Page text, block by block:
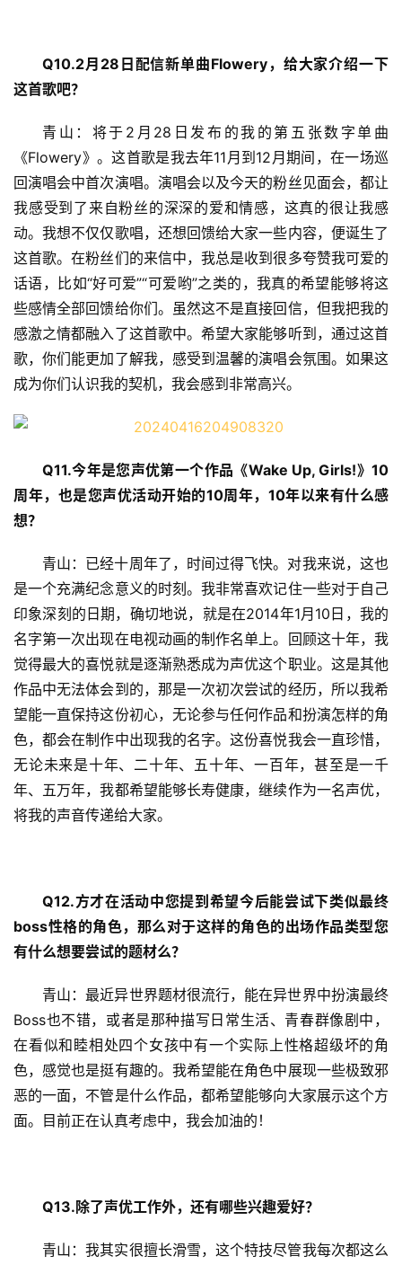
Q10.2月 28 日配信新单曲Flowery，给大家介绍一下
这首歌吧？
青山：将于2月28日发布的我的第五张数字单曲
《Flowery》。这首歌是我去年11月到12月期间，在一场巡
回演唱会中首次演唱。演唱会以及今天的粉丝见面会，都让
我感受到了来自粉丝的深深的爱和情感，这真的很让我感
动。我想不仅仅歌唱，还想回馈给大家一些内容，便诞生了
这首歌。在粉丝们的来信中，我总是收到很多夸赞我可爱的
话语，比如“好可爱”“可爱哟”之类的，我真的希望能够将这
些感情全部回馈给你们。虽然这不是直接回信，但我把我的
感激之情都融入了这首歌中。希望大家能够听到，通过这首
歌，你们能更加了解我，感受到温馨的演唱会氛围。如果这
成为你们认识我的契机，我会感到非常高兴。
Q11.今年是您声优第一个作品《Wake Up, Girls!》10
周年，也是您声优活动开始的10周年， 10年以来有什么感
想？
青山：已经十周年了，时间过得飞快。对我来说，这也
是一个充满纪念意义的时刻。我非常喜欢记住一些对于自己
印象深刻的日期，确切地说，就是在2014年1月10日，我的
名字第一次出现在电视动画的制作名单上。回顾这十年，我
觉得最大的喜悦就是逐渐熟悉成为声优这个职业。这是其他
作品中无法体会到的，那是一次初次尝试的经历，所以我希
望能一直保持这份初心，无论参与任何作品和扮演怎样的角
色，都会在制作中出现我的名字。这份喜悦我会一直珍惜，
无论未来是十年、二十年、五十年、一百年，甚至是一千
年、五万年，我都希望能够长寿健康，继续作为一名声优，
将我的声音传递给大家。
Q12.方才在活动中您提到希望今后能尝试下类似最终
boss性格的角色，那么对于这样的角色的出场作品类型您
有什么想要尝试的题材么？
青山：最近异世界题材很流行，能在异世界中扮演最终
Boss也不错，或者是那种描写日常生活、青春群像剧中，
在看似和睦相处四个女孩中有一个实际上性格超级坏的角
色，感觉也是挺有趣的。我希望能在角色中展现一些极致邪
恶的一面，不管是什么作品，都希望能够向大家展示这个方
面。目前正在认真考虑中，我会加油的！
Q13.除了声优工作外，还有哪些兴趣爱好？
青山：我其实很擅长滑雪，这个特技尽管我每次都这么